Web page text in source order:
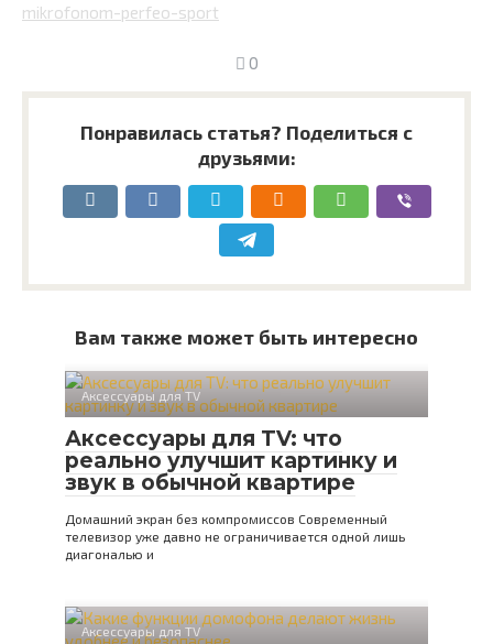
mikrofonom-perfeo-sport
0
Понравилась статья? Поделиться с
друзьями:
Вам также может быть интересно
Аксессуары для TV
Аксессуары для TV: что
реально улучшит картинку и
звук в обычной квартире
Домашний экран без компромиссов Современный
телевизор уже давно не ограничивается одной лишь
диагональю и
Аксессуары для TV